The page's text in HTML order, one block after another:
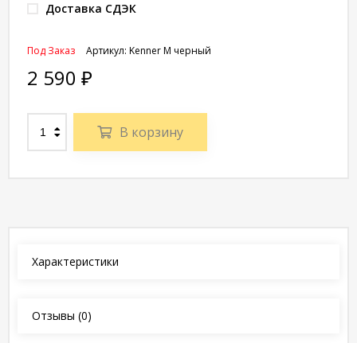
Доставка СДЭК
Артикул: Kenner M черный
Под Заказ
2 590 ₽
В корзину
Характеристики
Отзывы (0)